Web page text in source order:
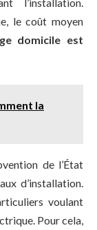
l’installation.
le coût moyen
domicile est
la
de l’État
d’installation.
voulant
Pour cela,